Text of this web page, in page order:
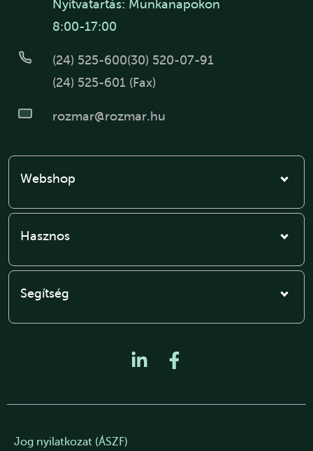
Nyitvatartás: Munkanapokon
8:00-17:00
(24) 525-600(30) 520-07-91
(24) 525-601 (Fax)
rozmar@rozmar.hu
Webshop
Hasznos
Segítség
Jog nyilatkozat (ÁSZF)